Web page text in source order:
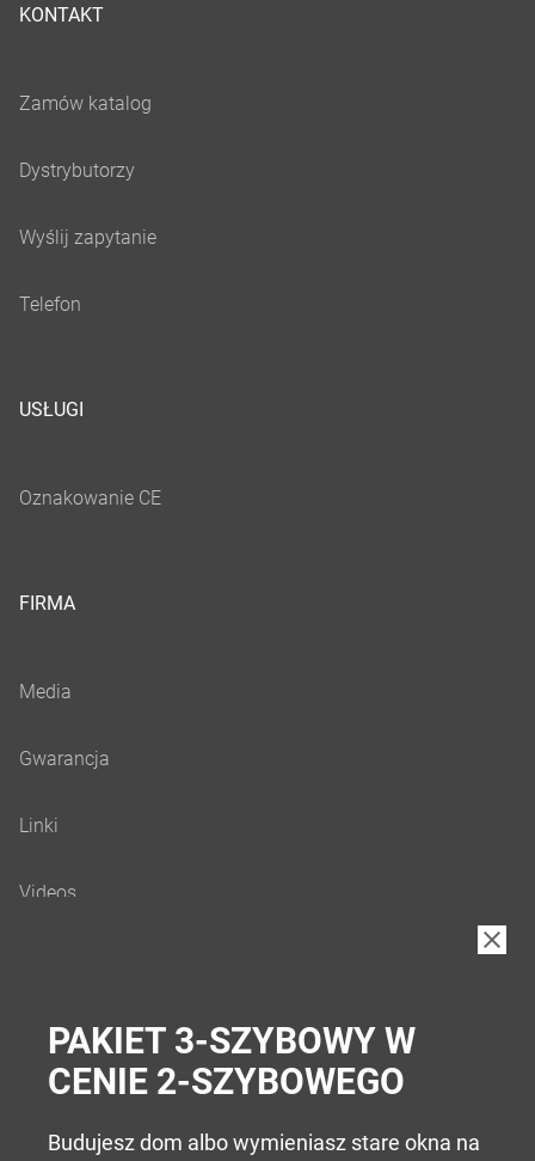
KONTAKT
USŁUGI
FIRMA
PAKIET 3-SZYBOWY W
CENIE 2-SZYBOWEGO
Budujesz dom albo wymieniasz stare okna na